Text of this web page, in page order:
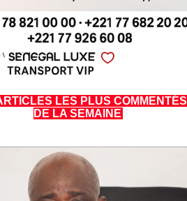
LES PLUS COMMENTÉS
DE LA SEMAINE